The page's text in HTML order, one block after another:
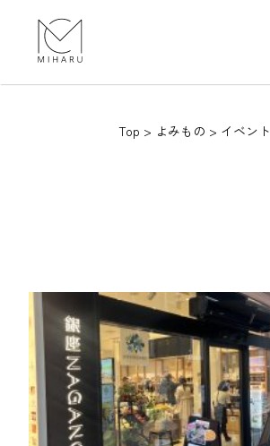
Top > よみもの > イベント